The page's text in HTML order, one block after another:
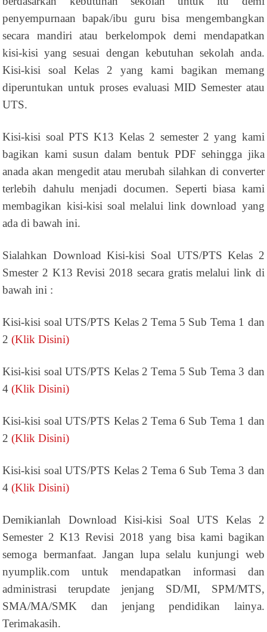
penyempurnaan bapak/ibu guru bisa mengembangkan
secara mandiri atau berkelompok demi mendapatkan
kisi-kisi yang sesuai dengan kebutuhan sekolah anda.
Kisi-kisi soal Kelas 2 yang kami bagikan memang
diperuntukan untuk proses evaluasi MID Semester atau
UTS.
Kisi-kisi soal PTS K13 Kelas 2 semester 2 yang kami
bagikan kami susun dalam bentuk PDF sehingga jika
anada akan mengedit atau merubah silahkan di converter
terlebih dahulu menjadi documen. Seperti biasa kami
membagikan kisi-kisi soal melalui link download yang
ada di bawah ini.
Sialahkan Download Kisi-kisi Soal UTS/PTS Kelas 2
Smester 2 K13 Revisi 2018 secara gratis melalui link di
bawah ini :
Kisi-kisi soal UTS/PTS Kelas 2 Tema 5 Sub Tema 1 dan
2(Klik Disini)
Kisi-kisi soal UTS/PTS Kelas 2 Tema 5 Sub Tema 3 dan
4(Klik Disini)
Kisi-kisi soal UTS/PTS Kelas 2 Tema 6 Sub Tema 1 dan
2(Klik Disini)
Kisi-kisi soal UTS/PTS Kelas 2 Tema 6 Sub Tema 3 dan
4(Klik Disini)
Demikianlah Download Kisi-kisi Soal UTS Kelas 2
Semester 2 K13 Revisi 2018 yang bisa kami bagikan
semoga bermanfaat. Jangan lupa selalu kunjungi web
nyumplik.com untuk mendapatkan informasi dan
administrasi terupdate jenjang SD/MI, SPM/MTS,
SMA/MA/SMK dan jenjang pendidikan lainya.
Terimakasih.